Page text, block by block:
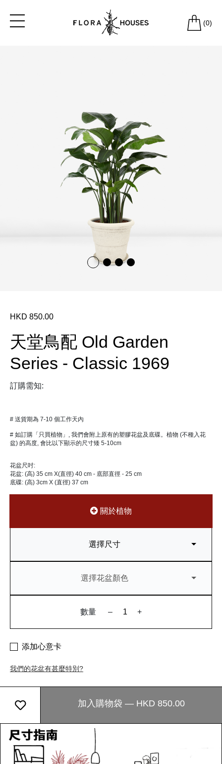
(0)
HKD 850.00
天堂鳥配 Old Garden
Series - Classic 1969
訂購需知:
# 送貨期為 7-10 個工作天內
# 如訂購「只買植物」, 我們會附上原有的塑膠花盆及底碟。植物 (不種入花
盆) 的高度, 會比以下顯示的尺寸矮 5-10cm
花盆尺吋:
花盆: (高) 35 cm X(直徑) 40 cm - 底部直徑 - 25 cm
底碟: (高) 3cm X (直徑) 37 cm
關於植物
選擇尺寸
選擇花盆顏色
數量 – +
添加心意卡
我們的花盆有甚麼特別?
加入購物袋 — HKD 850.00